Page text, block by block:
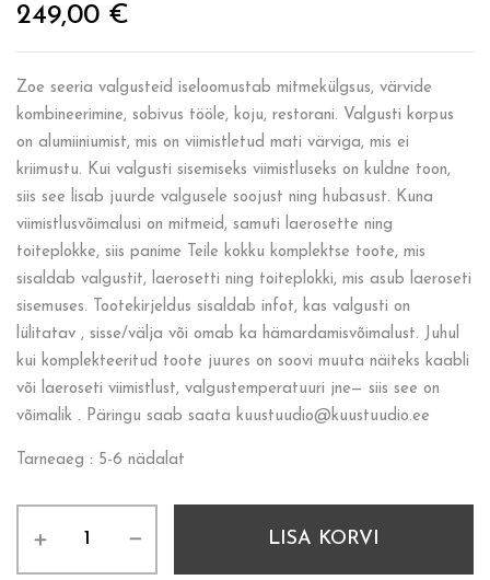
249,00 €
Zoe seeria valgusteid iseloomustab mitmekülgsus, värvide
kombineerimine, sobivus tööle, koju, restorani. Valgusti korpus
on alumiiniumist, mis on viimistletud mati värviga, mis ei
kriimustu. Kui valgusti sisemiseks viimistluseks on kuldne toon,
siis see lisab juurde valgusele soojust ning hubasust. Kuna
viimistlusvõimalusi on mitmeid, samuti laerosette ning
toiteplokke, siis panime Teile kokku komplektse toote, mis
sisaldab valgustit, laerosetti ning toiteplokki, mis asub laeroseti
sisemuses. Tootekirjeldus sisaldab infot, kas valgusti on
lülitatav , sisse/välja või omab ka hämardamisvõimalust. Juhul
kui komplekteeritud toote juures on soovi muuta näiteks kaabli
või laeroseti viimistlust, valgustemperatuuri jne— siis see on
võimalik . Päringu saab saata kuustuudio@kuustuudio.ee
Tarneaeg : 5-6 nädalat
LISA KORVI